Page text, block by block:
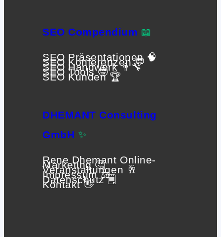
SEO Compendium 📖
SEO Präsentationen 🧠
SEO Konferenzen 💬
SEO Handwerk 👨‍🔧
SEO Tools 🤓
SEO Kunden 🏆
DHEMANT Consulting
GmbH ✨
Rene Dhemant Online-
Marketing 🤔
Veranstaltungen 🥂
Impressum ⚖️
Datenschutz 🗒
Kontakt 👋